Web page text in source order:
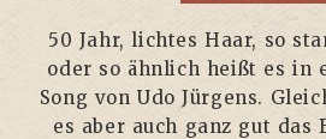
50 Jahr, lich­tes Haar, so
oder so ähn­lich heißt es in
Song von Udo Jür­gens.
es aber auch ganz gut das